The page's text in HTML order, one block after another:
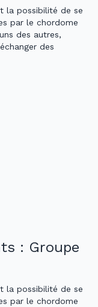
la possibilité de se
par le chordome
des autres,
des
: Groupe
la possibilité de se
par le chordome